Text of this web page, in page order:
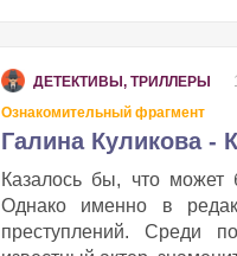
ДЕТЕКТИВЫ, ТРИЛЛЕРЫ
Ознакомительный фрагмент
Галина Куликова -
Казалось бы, что может
Однако именно в
преступлений. Среди